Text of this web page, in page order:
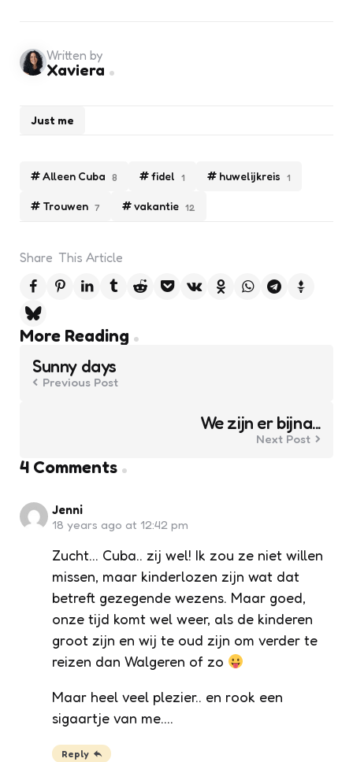
Alleen Cuba 8 fidel 1 huwelijkreis 1
Trouwen 7 vakantie 12
Just me
Written by
Xaviera
Share This Article
More Reading
Post
navigation
Sunny days
Previous Post
We zijn er bijna...
Next Post
4 Comments
Jenni
18 years ago at 12:42 pm
Zucht… Cuba.. zij wel! Ik zou ze niet willen
missen, maar kinderlozen zijn wat dat
betreft gezegende wezens. Maar goed,
onze tijd komt wel weer, als de kinderen
groot zijn en wij te oud zijn om verder te
reizen dan Walgeren of zo
Maar heel veel plezier.. en rook een
sigaartje van me….
Reply